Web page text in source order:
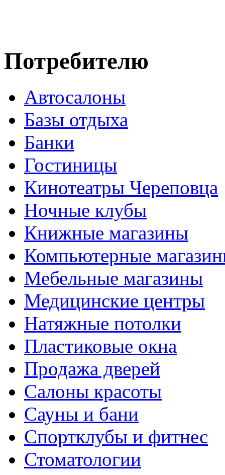
Потребителю
Автосалоны
Базы отдыха
Банки
Гостиницы
Кинотеатры Череповца
Ночные клубы
Книжные магазины
Компьютерные
Мебельные магазины
Медицинские центры
Натяжные потолки
Пластиковые окна
Продажа дверей
Салоны красоты
Сауны и бани
Спортклубы и фитнес
Стоматологии